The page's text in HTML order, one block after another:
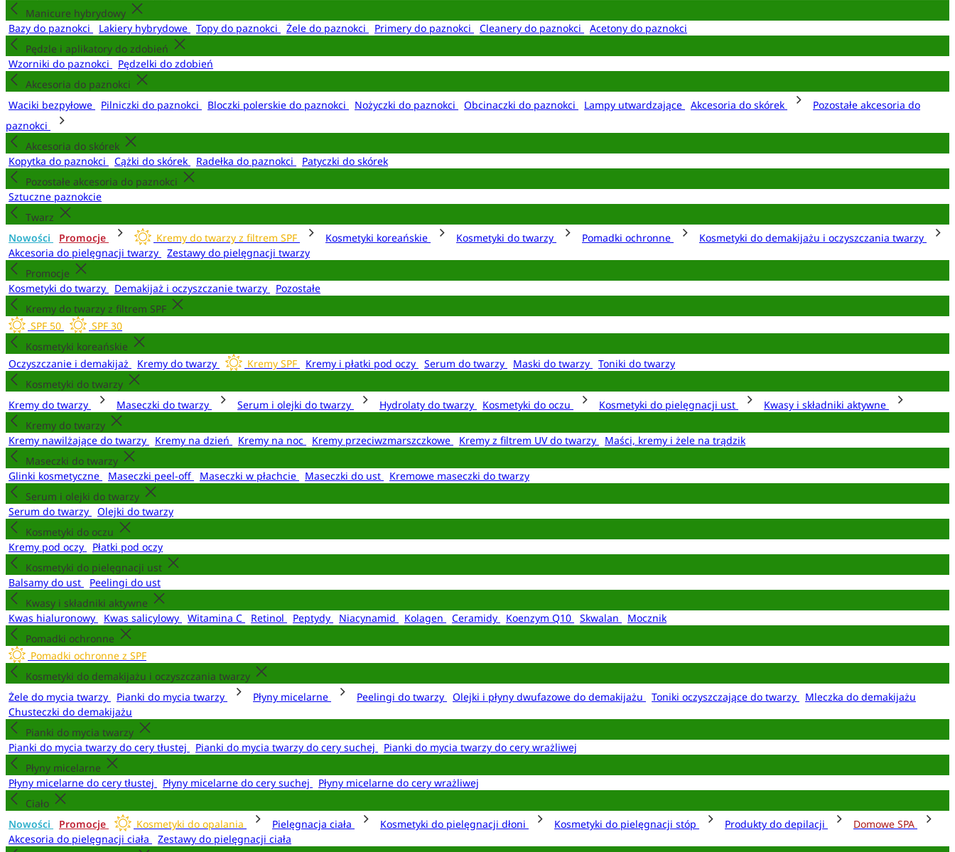
Manicure hybrydowy
Bazy do paznokci
Lakiery hybrydowe Topy do paznokci Żele do paznokci Primery do paznokci Cleanery do paznokci
Acetony do paznokci
Pędzle i aplikatory do zdobień
Wzorniki do paznokci
Pędzelki do zdobień
Akcesoria do paznokci
Waciki bezpyłowe
Pilniczki do paznokci Bloczki polerskie do paznokci Nożyczki do paznokci Obcinaczki do paznokci Lampy utwardzające Akcesoria do skórek
Pozostałe akcesoria do
paznokci
Akcesoria do skórek
Kopytka do paznokci
Cążki do skórek Radełka do paznokci
Patyczki do skórek
Pozostałe akcesoria do paznokci
Sztuczne paznokcie
Twarz
Nowości
Promocje Kremy do twarzy z filtrem SPF Kosmetyki koreańskie Kosmetyki do twarzy Pomadki ochronne
Kosmetyki do demakijażu i oczyszczania twarzy
Akcesoria do pielęgnacji twarzy
Zestawy do pielęgnacji twarzy
Promocje
Kosmetyki do twarzy
Demakijaż i oczyszczanie twarzy
Pozostałe
Kremy do twarzy z filtrem SPF
SPF 50
SPF 30
Kosmetyki koreańskie
Oczyszczanie i demakijaż
Kremy do twarzy Kremy SPF Kremy i płatki pod oczy Serum do twarzy Maski do twarzy
Toniki do twarzy
Kosmetyki do twarzy
Kremy do twarzy
Maseczki do twarzy Serum i olejki do twarzy Hydrolaty do twarzy Kosmetyki do oczu Kosmetyki do pielęgnacji ust
Kwasy i składniki aktywne
Kremy do twarzy
Kremy nawilżające do twarzy
Kremy na dzień Kremy na noc Kremy przeciwzmarszczkowe Kremy z filtrem UV do twarzy
Maści, kremy i żele na trądzik
Maseczki do twarzy
Glinki kosmetyczne
Maseczki peel-off Maseczki w płachcie Maseczki do ust
Kremowe maseczki do twarzy
Serum i olejki do twarzy
Serum do twarzy
Olejki do twarzy
Kosmetyki do oczu
Kremy pod oczy
Płatki pod oczy
Kosmetyki do pielęgnacji ust
Balsamy do ust
Peelingi do ust
Kwasy i składniki aktywne
Kwas hialuronowy
Kwas salicylowy Witamina C Retinol Peptydy Niacynamid Kolagen Ceramidy Koenzym Q10 Skwalan
Mocznik
Pomadki ochronne
Pomadki ochronne z SPF
Kosmetyki do demakijażu i oczyszczania twarzy
Żele do mycia twarzy
Pianki do mycia twarzy Płyny micelarne Peelingi do twarzy Olejki i płyny dwufazowe do demakijażu Toniki oczyszczające do twarzy
Mleczka do demakijażu
Chusteczki do demakijażu
Pianki do mycia twarzy
Pianki do mycia twarzy do cery tłustej
Pianki do mycia twarzy do cery suchej
Pianki do mycia twarzy do cery wrażliwej
Płyny micelarne
Płyny micelarne do cery tłustej
Płyny micelarne do cery suchej
Płyny micelarne do cery wrażliwej
Ciało
Nowości
Promocje Kosmetyki do opalania Pielęgnacja ciała Kosmetyki do pielęgnacji dłoni Kosmetyki do pielęgnacji stóp Produkty do depilacji
Domowe SPA
Akcesoria do pielęgnacji ciała
Zestawy do pielęgnacji ciała